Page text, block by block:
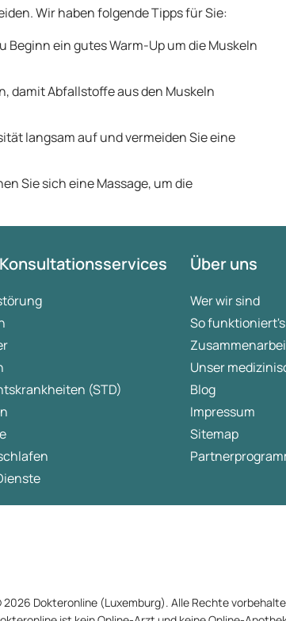
Wir haben folgende Tipps für Sie:
Beginn ein gutes Warm-Up um die Muskeln
damit Abfallstoffe aus den Muskeln
langsam auf und vermeiden Sie eine
Sie sich eine Massage, um die
(STD)
Über uns
Wer wir sind
So funktioniert's
Unser
Blog
Impressum
Sitemap
Dokteronline (Luxemburg). Alle Rechte